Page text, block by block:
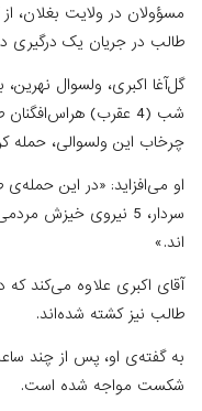
طالب در جریان یک درگیری
گل‌آغا اکبری، ولسوال
شب (4 عقرب)
چرخاب این ولسوالی، حمله
او می‌افزاید: «در این
اند.»
طالب نیز کشته شده‌اند.
به گفته‌ی او، پس از چند
شکست مواجه شده است.